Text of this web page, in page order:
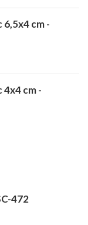
cm -
cm -
472